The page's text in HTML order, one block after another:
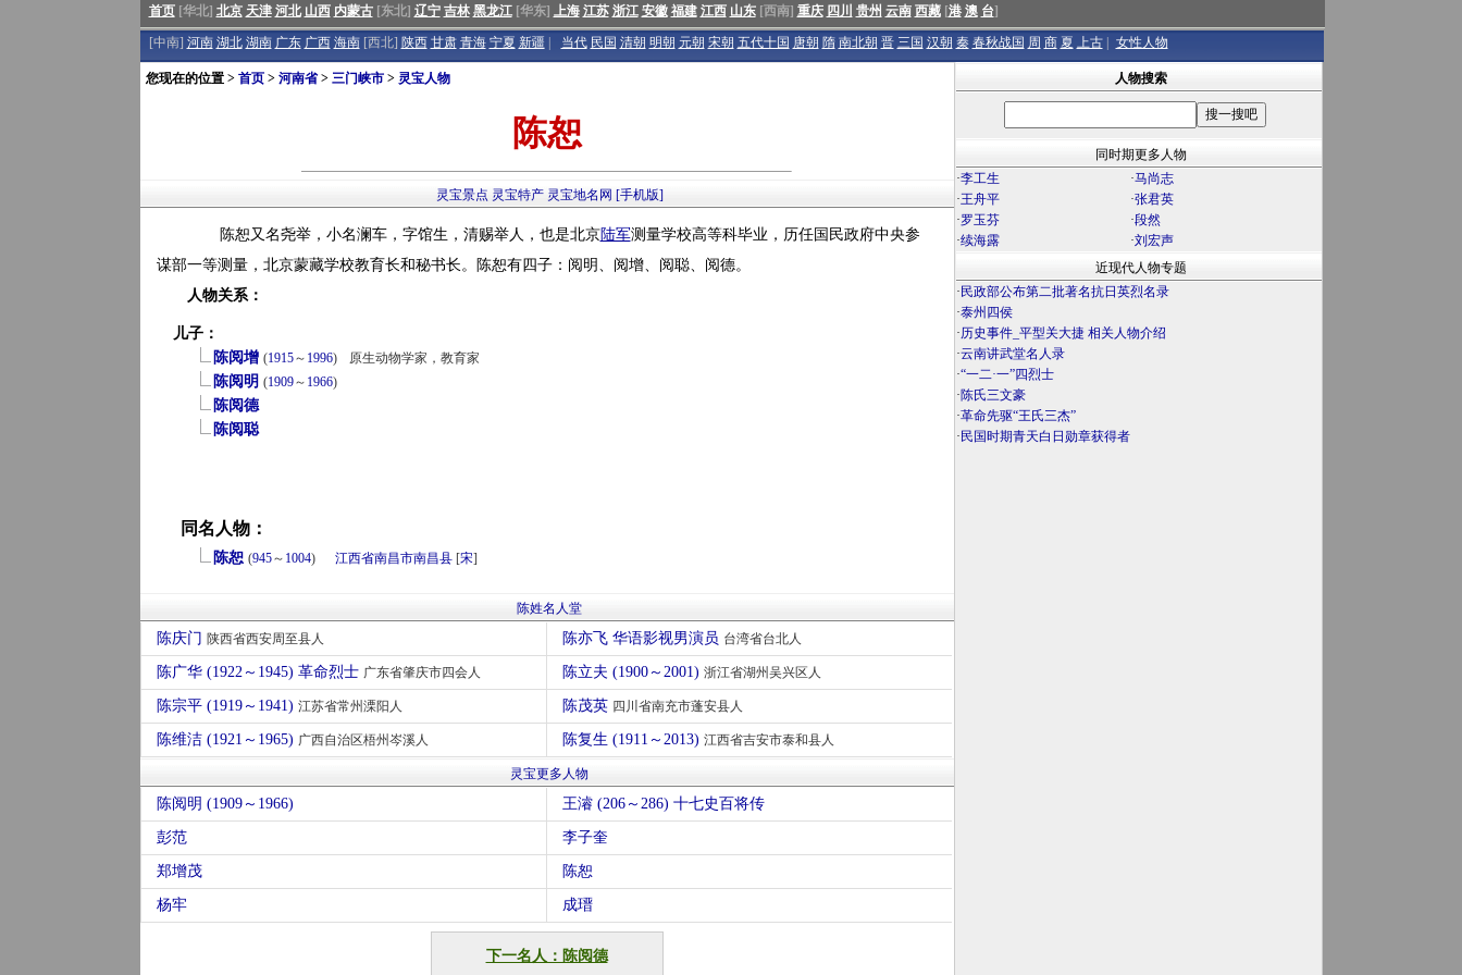
首页[华北] 北京 天津 河北 山西 内蒙古[东北] 辽宁 吉林 黑龙江[华东] 上海 江苏 浙江 安徽 福建 江西 山东[西南] 重庆 四川 贵州 云南 西藏[港 澳 台]
[中南] 河南 湖北 湖南 广东 广西 海南[西北] 陕西 甘肃 青海 宁夏 新疆 当代 民国 清朝 明朝 元朝 宋朝 五代十国 唐朝 隋 南北朝 晋 三国 汉朝 秦 春秋战国 周 商 夏 上古 女性人物
您现在的位置 > 首页> 河南省> 三门峡市> 灵宝人物
陈恕
灵宝景点 灵宝特产 灵宝地名网 [手机版]
陈恕又名尧举，小名澜车，字馆生，清赐举人，也是北京陆军测量学校高等科毕业，历任国民政府中央参
谋部一等测量，北京蒙藏学校教育长和秘书长。陈恕有四子：阅明、阅增、阅聪、阅德。
人物关系：
儿子：
陈阅增 (1915～ 1996) 原生动物学家，教育家
陈阅明 (1909～ 1966)
陈阅德
陈阅聪
同名人物：
陈恕 (945～ 1004) 江西省南昌市南昌县[宋]
陈姓名人堂
陈庆门 陕西省西安周至县人 陈亦飞 华语影视男演员 台湾省台北人
陈广华 (1922～1945) 革命烈士 广东省肇庆市四会人 陈立夫 (1900～2001) 浙江省湖州吴兴区人
陈宗平 (1919～1941) 江苏省常州溧阳人 陈茂英 四川省南充市蓬安县人
陈维洁 (1921～1965) 广西自治区梧州岑溪人 陈复生 (1911～2013) 江西省吉安市泰和县人
灵宝更多人物
陈阅明 (1909～1966) 王濬 (206～286) 十七史百将传
彭范 李子奎
郑增茂 陈恕
杨牢 成瑨
下一名人：陈阅德
人物搜索
同时期更多人物
·李工生 ·马尚志
·王舟平 ·张君英
·罗玉芬 ·段然
·续海露 ·刘宏声
近现代人物专题
· 民政部公布第二批著名抗日英烈名录
·泰州四侯
·历史事件_平型关大捷 相关人物介绍
·云南讲武堂名人录
·“一二·一”四烈士
·陈氏三文豪
·革命先驱“王氏三杰”
· 民国时期青天白日勋章获得者